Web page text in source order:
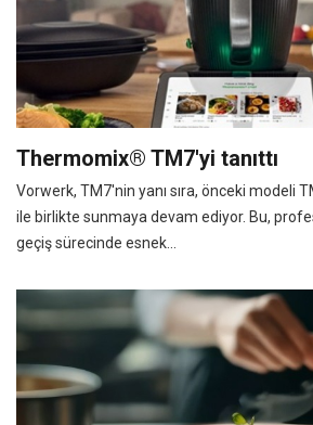
Thermomix® TM7'yi tanıttı
Vorwerk, TM7'nin yanı sıra, önceki modeli
ile birlikte sunmaya devam ediyor. Bu,
geçiş sürecinde esnek...